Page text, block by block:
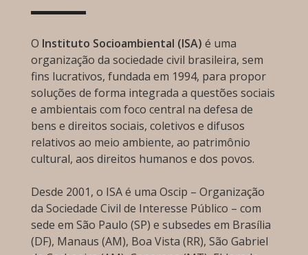
O Instituto Socioambiental (ISA) é uma
organização da sociedade civil brasileira, sem
fins lucrativos, fundada em 1994, para propor
soluções de forma integrada a questões sociais
e ambientais com foco central na defesa de
bens e direitos sociais, coletivos e difusos
relativos ao meio ambiente, ao patrimônio
cultural, aos direitos humanos e dos povos.
Desde 2001, o ISA é uma Oscip – Organização
da Sociedade Civil de Interesse Público – com
sede em São Paulo (SP) e subsedes em Brasília
(DF), Manaus (AM), Boa Vista (RR), São Gabriel